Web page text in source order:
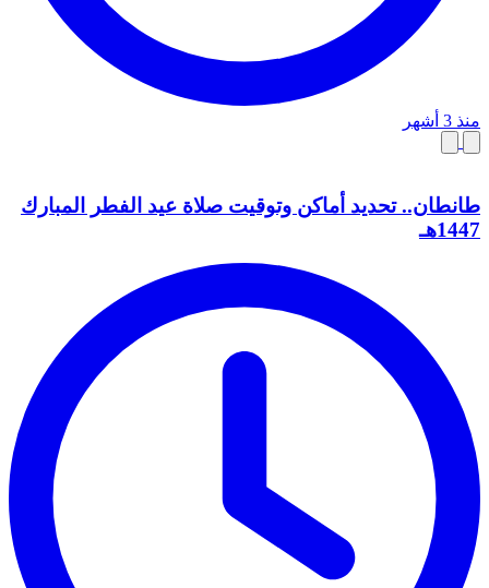
منذ 3 أشهر
طانطان.. تحديد أماكن وتوقيت صلاة عيد الفطر المبارك
1447هـ